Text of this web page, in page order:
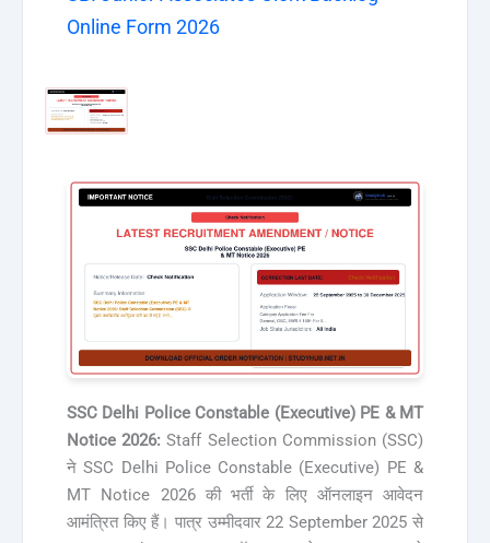
Online Form 2026
SSC Delhi Police Constable (Executive) PE & MT
Notice 2026: Staff Selection Commission (SSC)
ने SSC Delhi Police Constable (Executive) PE &
MT Notice 2026 की भर्ती के लिए ऑनलाइन आवेदन
आमंत्रित किए हैं। पात्र उम्मीदवार 22 September 2025 से